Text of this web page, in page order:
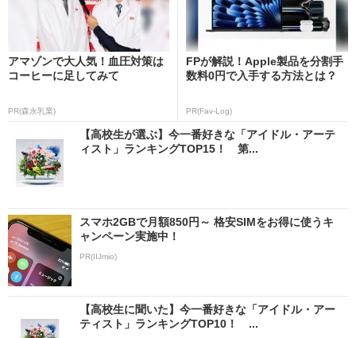
アマゾンで大人気！血圧対策は
コーヒーに足してみて
PR(森永乳業)
FPが解説！Apple製品を分割手
数料0円で入手する方法とは？
PR(Fav-Log)
【高校生が選ぶ】今一番好きな「アイドル・アーテ
ィスト」ランキングTOP15！ 第...
スマホ2GBで月額850円～ 格安SIMをお得に使うキ
ャンペーン実施中！
PR(IIJmio)
【高校生に聞いた】今一番好きな「アイドル・アー
ティスト」ランキングTOP10！ ...